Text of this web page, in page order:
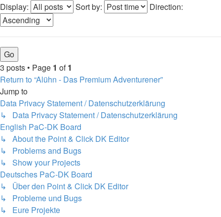
Display:
Sort by: Direction:
3 posts • Page 1 of1
Return to “Alühn - Das Premium Adventurener”
Jump to
Data Privacy Statement / Datenschutzerklärung
↳ Data Privacy Statement / Datenschutzerklärung
English PaC-DK Board
↳ About the Point & Click DK Editor
↳ Problems and Bugs
↳ Show your Projects
Deutsches PaC-DK Board
↳ Über den Point & Click DK Editor
↳ Probleme und Bugs
↳ Eure Projekte